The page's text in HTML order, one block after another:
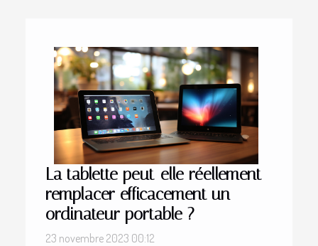
La tablette peut-elle réellement
remplacer efficacement un
ordinateur portable ?
23 novembre 2023 00:12